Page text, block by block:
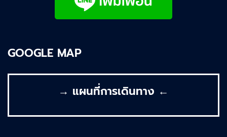
GOOGLE MAP
→ แผนที่การเดินทาง ←